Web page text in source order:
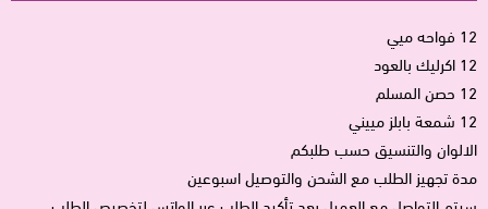
12 فواحه ميي
12 اكرليك بالعود
12 حصن المسلم
12 شمعة بابلز مييني
الالوان والتنسيق حسب طلبكم
مدة تجهيز الطلب مع الشحن والتوصيل اسبوعين